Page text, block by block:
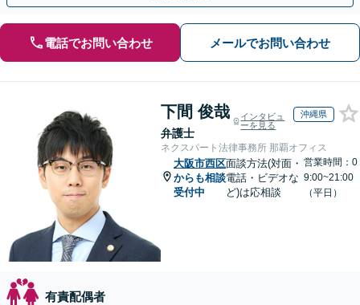
電話でお問い合わせ メールでお問い合わせ
下間 俊哉
弁護士
インタビュ
ーを見る
沖縄県
ネクスパート法律事務所 那覇オフィス
大阪市西区
からも相談
受付中
面談方法(対面・
電話・ビデオな
ど)は応相談
営業時間：0
9:00~21:00
（平日）
有責配偶者